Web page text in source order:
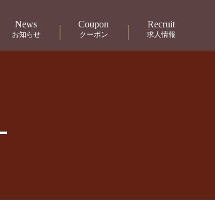
News
お知らせ
Coupon
クーポン
Recruit
求人情報